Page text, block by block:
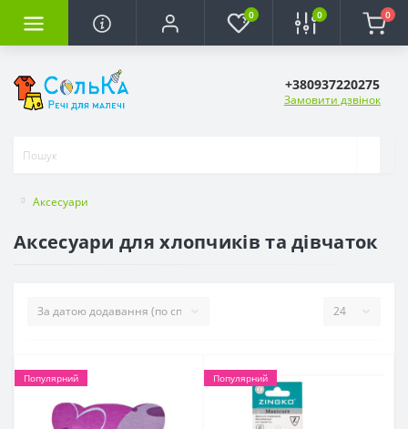
0 0 0
+380937220275
Замовити дзвінок
Аксесуари
Аксесуари для хлопчиків та дівчаток
Популярний Популярний